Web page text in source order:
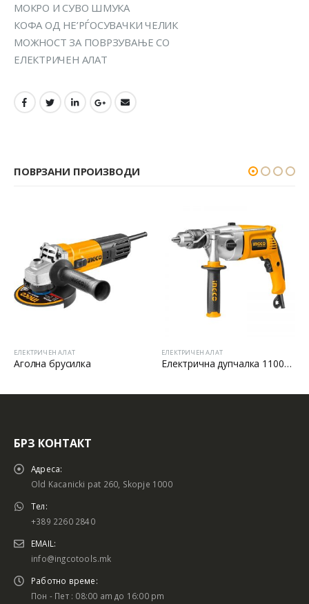
МОКРО И СУВО ШМУКА
КОФА ОД НЕ’РЃОСУВАЧКИ ЧЕЛИК
МОЖНОСТ ЗА ПОВРЗУВАЊЕ СО
ЕЛЕКТРИЧЕН АЛАТ
ПОВРЗАНИ ПРОИЗВОДИ
Електрична дупчалка 1100W 16 ФУТЕР: Аголна брусилка
БРЗ КОНТАКТ
Адреса:
Old Kacanicki pat 260, Skopje 1000
Тел:
+389 2260 2840
EMAIL:
info@ingcotools.mk
Работно време:
Пон - Пет : 08:00 am до 16:00 pm